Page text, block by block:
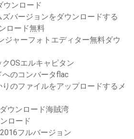
ウンロード
バージョンをダウンロードする
ロード無料
ジャーフォトエディター無料ダウ
OSエルキャピタン
のコンバータflac
のファイルをアップロードするメ
ウンロード海賊湾
ロード
フルバージョン